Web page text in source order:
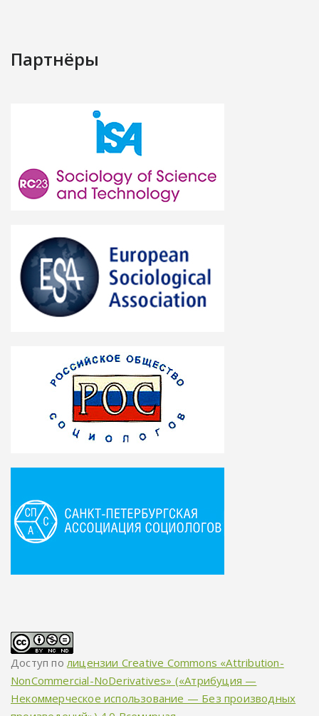
Партнёры
Доступ полицензии Creative Commons «Attribution-
NonCommercial-NoDerivatives» («Атрибуция —
Некоммерческое использование — Без производных